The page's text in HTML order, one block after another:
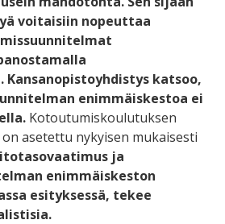
voitaisiin nopeuttaa
Kansanopistoyhdistys katsoo,
enimmäiskestoa ei
Kotoutumiskoulutuksen
asetettu nykyisen mukaisesti
ja
enimmäiskeston
esityksessä, tekee